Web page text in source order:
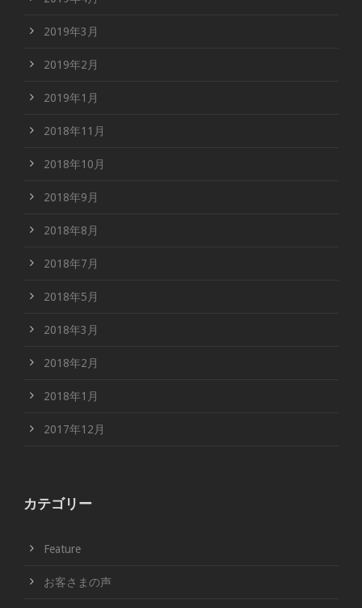
2019年3月
2019年2月
2019年1月
2018年11月
2018年10月
2018年9月
2018年8月
2018年7月
2018年5月
2018年3月
2018年2月
2018年1月
2017年12月
カテゴリー
Feature
お客さまの声